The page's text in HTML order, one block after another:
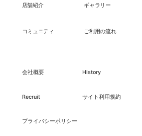
店舗紹介 ギャラリー
コミュニティ ご利用の流れ
会社概要 History
Recruit サイト利用規約
プライバシーポリシー